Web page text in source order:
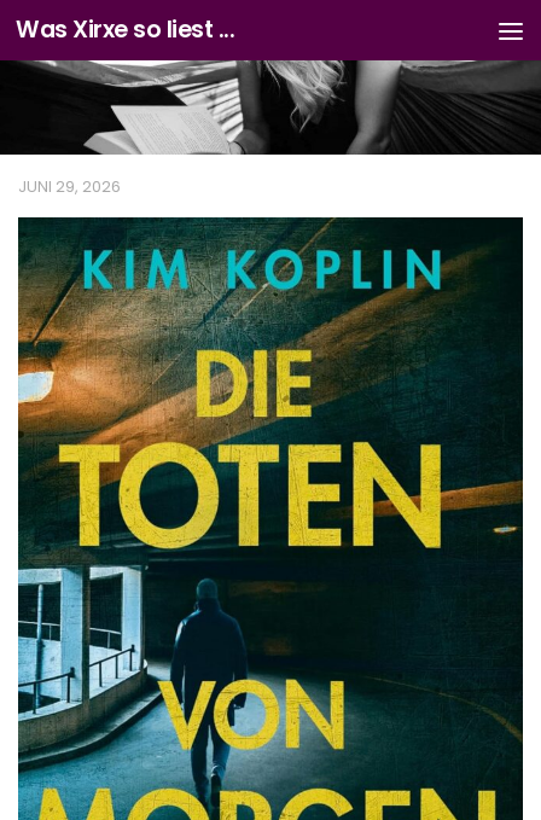
Zum Inhalt springen
Was Xirxe so liest ...
JUNI 29, 2026